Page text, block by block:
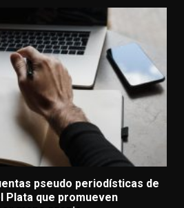
pseudo periodísticas de
Plata que promueven